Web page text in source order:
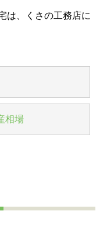
は、くさの工務店に
相場